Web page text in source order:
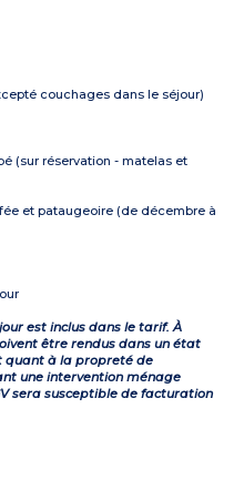
couchages dans le séjour)
(sur réservation - matelas et
et pataugeoire (de décembre à
est inclus dans le tarif. À
être rendus dans un état
quant à la propreté de
une intervention ménage
sera susceptible de facturation